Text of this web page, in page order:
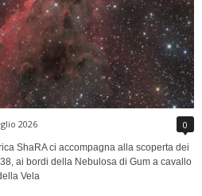
2026 0
ShaRA ci accompagna alla scoperta dei
ai bordi della Nebulosa di Gum a cavallo
Vela